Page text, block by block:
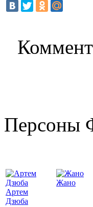
Персоны
Артем
Дзюба
Жано